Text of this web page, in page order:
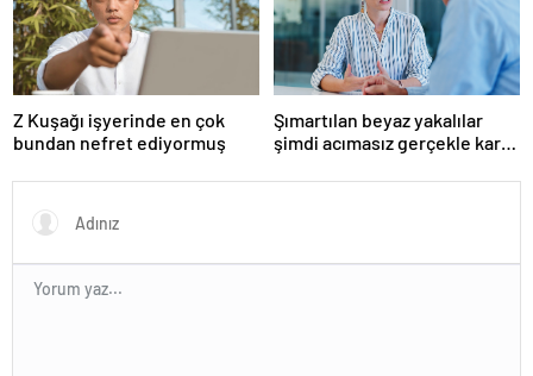
Z Kuşağı işyerinde en çok
bundan nefret ediyormuş
Şımartılan beyaz yakalılar
şimdi acımasız gerçekle karşı